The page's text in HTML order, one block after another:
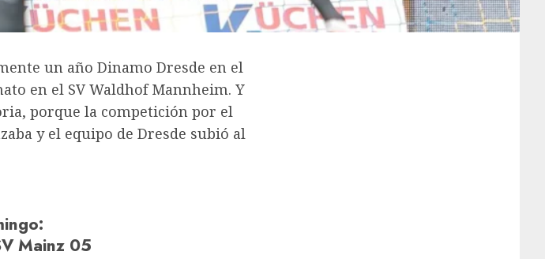
un año Dinamo Dresde en el
en el SV Waldhof Mannheim. Y
porque la competición por el
y el equipo de Dresde subió al
:
Mainz 05